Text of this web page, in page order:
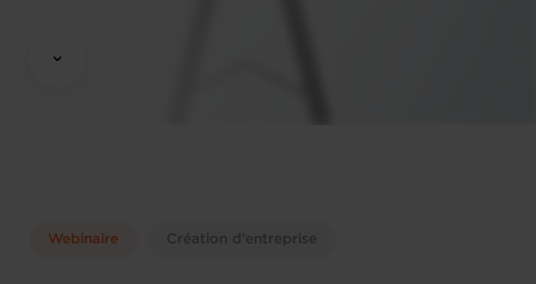
Webinaire Création d'entreprise